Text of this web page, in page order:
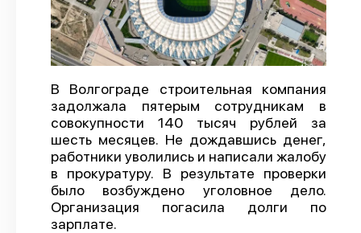
Справочник
API
О проекте
Политика конфиденциальности
В Волгограде строительная компания
задолжала пятерым сотрудникам в
совокупности 140 тысяч рублей за
шесть месяцев. Не дождавшись денег,
работники уволились и написали жалобу
в прокуратуру. В результате проверки
было возбуждено уголовное дело.
Организация погасила долги по
зарплате.